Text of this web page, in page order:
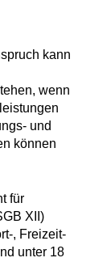
kann
wenn
und
können
für
XII)
, Freizeit-
unter 18